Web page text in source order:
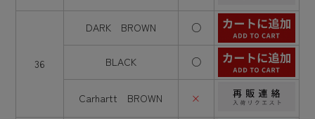
36
DARK BROWN ○
BLACK ○
Carhartt BROWN ×